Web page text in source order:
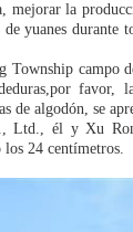
la
yuanes
Township
favor,
de algodón, se
Ltd., él y Xu
los 24 centímetros.